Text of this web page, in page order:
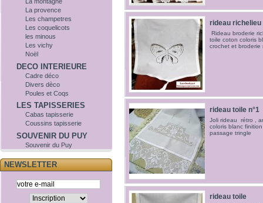
La provence
Les champetres
Les coquelicots
les minous
Les vichy
Noël
DECO INTERIEURE
Cadre déco
Divers dèco
Poules et Coqs
LES TAPISSERIES
Cabas tapisserie
Coussins tapisserie
SOUVENIR DU PUY
Souvenir du Puy
NEWSLETTER
rideau richelieu
Rideau broderie
toile coton coloris
crochet et broderie
rideau toile n°1
Joli rideau rétro ,
coloris blanc
passage tringle
rideau toile